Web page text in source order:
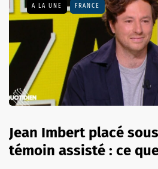
A LA UNE FRANCE
Jean Imbert placé
témoin assisté : ce